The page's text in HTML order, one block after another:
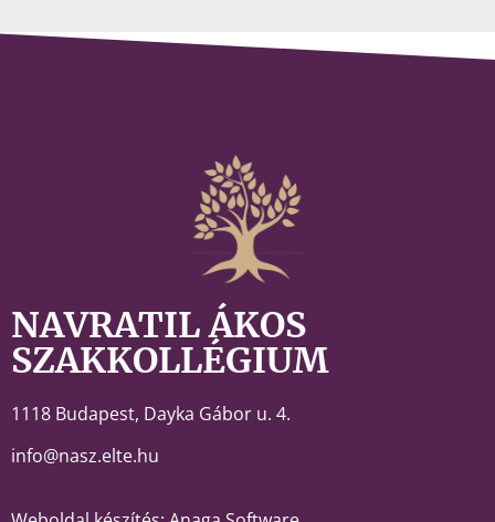
NAVRATIL ÁKOS
SZAKKOLLÉGIUM
1118 Budapest, Dayka Gábor u. 4.
info@nasz.elte.hu